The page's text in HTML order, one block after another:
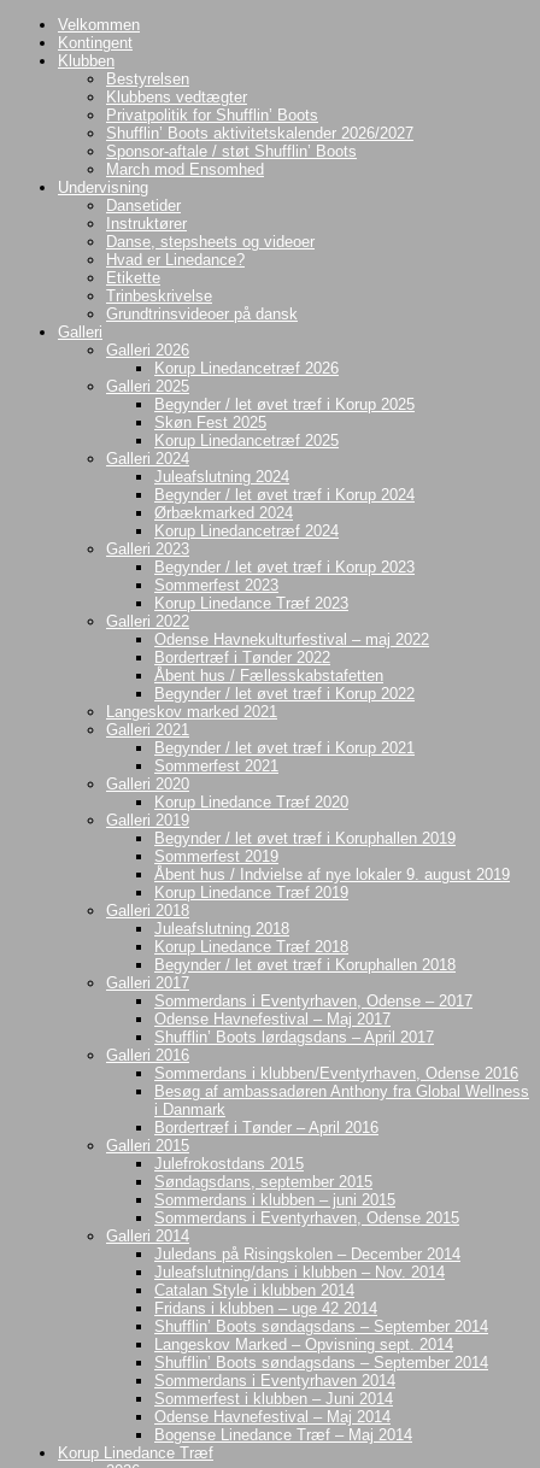
Videre
indhold
Velkommen
Kontingent
Klubben
Bestyrelsen
Klubbens vedtægter
Privatpolitik for Shufflin’ Boots
Shufflin’ Boots aktivitetskalender 2026/2027
Sponsor-aftale / støt Shufflin’ Boots
March mod Ensomhed
Undervisning
Dansetider
Instruktører
Danse, stepsheets og videoer
Hvad er Linedance?
Etikette
Trinbeskrivelse
Grundtrinsvideoer på dansk
Galleri
Galleri 2026
Korup Linedancetræf 2026
Galleri 2025
Begynder / let øvet træf i Korup 2025
Skøn Fest 2025
Korup Linedancetræf 2025
Galleri 2024
Juleafslutning 2024
Begynder / let øvet træf i Korup 2024
Ørbækmarked 2024
Korup Linedancetræf 2024
Galleri 2023
Begynder / let øvet træf i Korup 2023
Sommerfest 2023
Korup Linedance Træf 2023
Galleri 2022
Odense Havnekulturfestival – maj 2022
Bordertræf i Tønder 2022
Åbent hus / Fællesskabstafetten
Begynder / let øvet træf i Korup 2022
Langeskov marked 2021
Galleri 2021
Begynder / let øvet træf i Korup 2021
Sommerfest 2021
Galleri 2020
Korup Linedance Træf 2020
Galleri 2019
Begynder / let øvet træf i Koruphallen 2019
Sommerfest 2019
Åbent hus / Indvielse af nye lokaler 9. august 2019
Korup Linedance Træf 2019
Galleri 2018
Juleafslutning 2018
Korup Linedance Træf 2018
Begynder / let øvet træf i Koruphallen 2018
Galleri 2017
Sommerdans i Eventyrhaven, Odense – 2017
Odense Havnefestival – Maj 2017
Shufflin’ Boots lørdagsdans – April 2017
Galleri 2016
Sommerdans i klubben/Eventyrhaven, Odense 2016
Besøg af ambassadøren Anthony fra Global Wellness
i Danmark
Bordertræf i Tønder – April 2016
Galleri 2015
Julefrokostdans 2015
Søndagsdans, september 2015
Sommerdans i klubben – juni 2015
Sommerdans i Eventyrhaven, Odense 2015
Galleri 2014
Juledans på Risingskolen – December 2014
Juleafslutning/dans i klubben – Nov. 2014
Catalan Style i klubben 2014
Fridans i klubben – uge 42 2014
Shufflin’ Boots søndagsdans – September 2014
Langeskov Marked – Opvisning sept. 2014
Shufflin’ Boots søndagsdans – September 2014
Sommerdans i Eventyrhaven 2014
Sommerfest i klubben – Juni 2014
Odense Havnefestival – Maj 2014
Bogense Linedance Træf – Maj 2014
Korup Linedance Træf